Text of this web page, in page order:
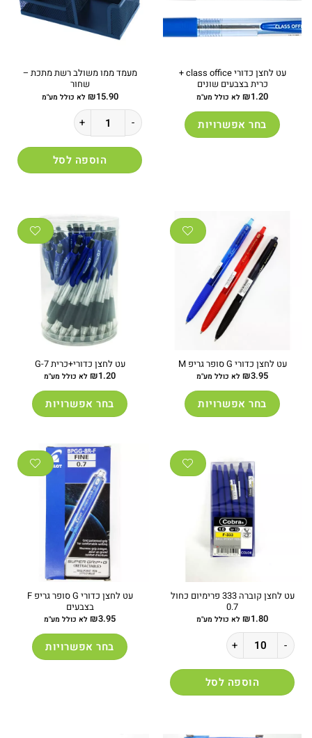
עט לחצן כדורי class office +
כרית בצבעים שונים
₪1.20 לא כולל מע"מ
בחר אפשרויות
את
האפשרויות
בעמוד
המוצר
מעמד ממו משולב רשת מתכת –
שחור
₪15.90 לא כולל מע"מ
כמות של מעמד ממו משולב רשת מתכת -
הוספה לסל
עט לחצן כדורי G סופר גריפ M
₪3.95 לא כולל מע"מ
בחר אפשרויות
מספר
סוגים.
ניתן
לבחור
את
האפשרויות
בעמוד
עט לחצן כדורי+כרית G-7
₪1.20 לא כולל מע"מ
בחר אפשרויות
יש
מספר
ניתן
לבחור
את
האפשרויות
בעמוד
המוצר
עט לחצן קוברה 333 פרימיום כחול
0.7
₪1.80 לא כולל מע"מ
כמות של עט לחצן קוברה 333 פרימיום כחול 0.7
הוספה לסל
עט לחצן כדורי G סופר גריפ F
בצבעים
₪3.95 לא כולל מע"מ
בחר אפשרויות